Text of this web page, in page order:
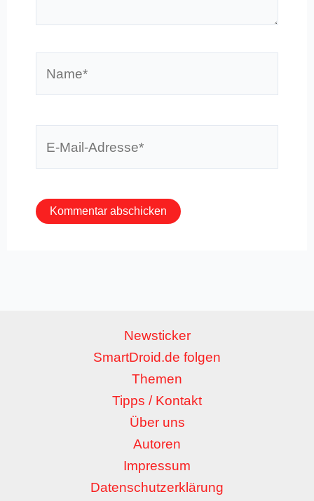
Newsticker
SmartDroid.de folgen
Themen
Tipps / Kontakt
Über uns
Autoren
Impressum
Datenschutzerklärung